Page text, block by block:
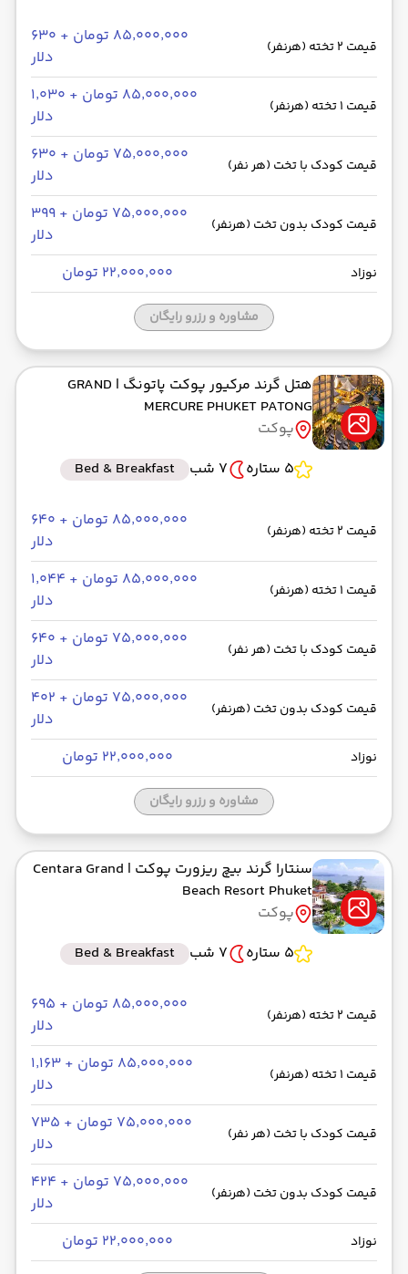
قیمت 2 تخته (هرنفر)
۸۵٬۰۰۰٬۰۰۰ تومان + ۶۳۰
دلار
قیمت 1 تخته (هرنفر)
۸۵٬۰۰۰٬۰۰۰ تومان + ۱٬۰۳۰
دلار
قیمت کودک با تخت (هر نفر)
۷۵٬۰۰۰٬۰۰۰ تومان + ۶۳۰
دلار
قیمت کودک بدون تخت (هرنفر)
۷۵٬۰۰۰٬۰۰۰ تومان + ۳۹۹
دلار
نوزاد ۲۲٬۰۰۰٬۰۰۰ تومان
مشاوره و رزرو رایگان
هتل گرند مرکیور پوکت پاتونگ | GRAND
MERCURE PHUKET PATONG
پوکت
5 ستاره
7 شب Bed & Breakfast
قیمت 2 تخته (هرنفر)
۸۵٬۰۰۰٬۰۰۰ تومان + ۶۴۰
دلار
قیمت 1 تخته (هرنفر)
۸۵٬۰۰۰٬۰۰۰ تومان + ۱٬۰۴۴
دلار
قیمت کودک با تخت (هر نفر)
۷۵٬۰۰۰٬۰۰۰ تومان + ۶۴۰
دلار
قیمت کودک بدون تخت (هرنفر)
۷۵٬۰۰۰٬۰۰۰ تومان + ۴۰۲
دلار
نوزاد ۲۲٬۰۰۰٬۰۰۰ تومان
مشاوره و رزرو رایگان
سنتارا گرند بیچ ریزورت پوکت | Centara Grand
Beach Resort Phuket
پوکت
5 ستاره
7 شب Bed & Breakfast
قیمت 2 تخته (هرنفر)
۸۵٬۰۰۰٬۰۰۰ تومان + ۶۹۵
دلار
قیمت 1 تخته (هرنفر)
۸۵٬۰۰۰٬۰۰۰ تومان + ۱٬۱۶۳
دلار
قیمت کودک با تخت (هر نفر)
۷۵٬۰۰۰٬۰۰۰ تومان + ۷۳۵
دلار
قیمت کودک بدون تخت (هرنفر)
۷۵٬۰۰۰٬۰۰۰ تومان + ۴۲۴
دلار
نوزاد ۲۲٬۰۰۰٬۰۰۰ تومان